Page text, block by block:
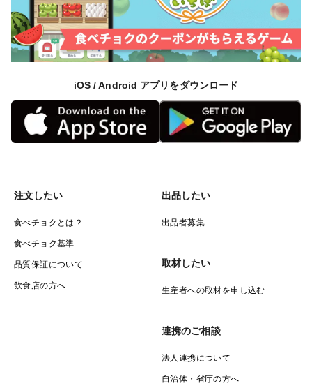
iOS / Android アプリをダウンロード
注文したい
食べチョクとは？
食べチョク基準
品質保証について
飲食店の方へ
出品したい
出品者募集
取材したい
生産者への取材を申し込む
連携のご相談
法人連携について
自治体・省庁の方へ